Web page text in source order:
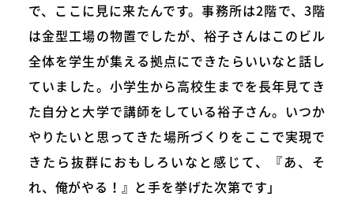
で、ここに見に来たんです。事務所は2階で、3階
は金型工場の物置でしたが、裕子さんはこのビル
全体を学生が集える拠点にできたらいいなと話し
ていました。小学生から高校生までを長年見てき
た自分と大学で講師をしている裕子さん。いつか
やりたいと思ってきた場所づくりをここで実現で
きたら抜群におもしろいなと感じて、『あ、そ
れ、俺がやる！』と手を挙げた次第です」